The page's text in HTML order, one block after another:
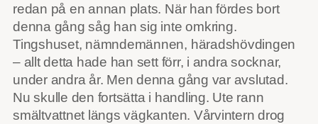
redan på en annan plats. När han fördes bort
denna gång såg han sig inte omkring.
Tingshuset, nämndemännen, häradshövdingen
– allt detta hade han sett förr, i andra socknar,
under andra år. Men denna gång var avslutad.
Nu skulle den fortsätta i handling. Ute rann
smältvattnet längs vägkanten. Vårvintern drog